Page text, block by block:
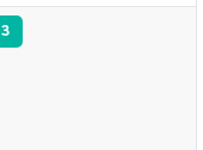
3 ב-110